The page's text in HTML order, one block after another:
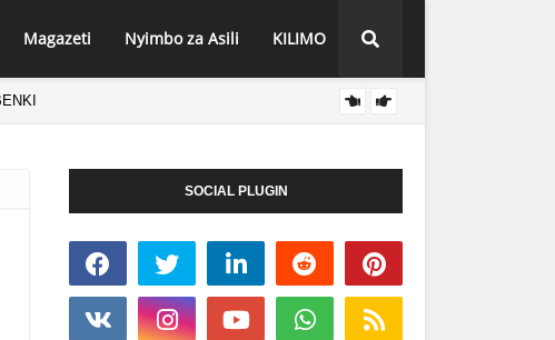
Magazeti Nyimbo za Asili KILIMO
SOCIAL PLUGIN